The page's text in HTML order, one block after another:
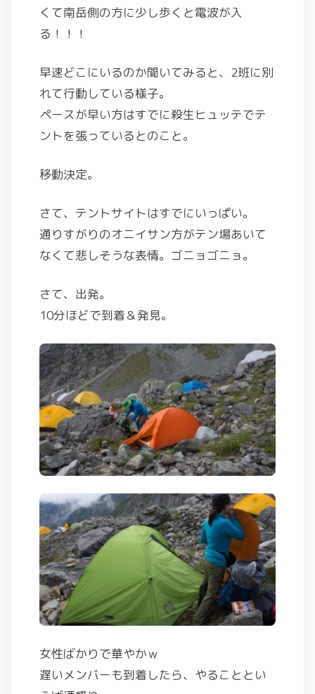
くて南岳側の方に少し歩くと電波が入
る！！！
早速どこにいるのか聞いてみると、2班に別
れて行動している様子。
ペースが早い方はすでに殺生ヒュッテでテ
ントを張っているとのこと。
移動決定。
さて、テントサイトはすでにいっぱい。
通りすがりのオニイサン方がテン場あいて
なくて悲しそうな表情。ゴニョゴニョ。
さて、出発。
10分ほどで到着＆発見。
女性ばかりで華やかｗ
遅いメンバーも到着したら、やることとい